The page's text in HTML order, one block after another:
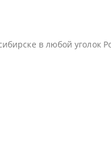
в любой уголок